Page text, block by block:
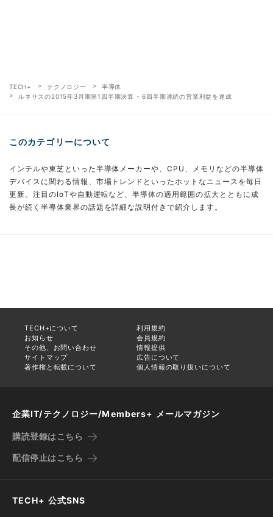
TECH+ テクノロジー
半導体
ルネサスの2015年3月期第1四半期決算 - 6四半期連続の営業利益を達成
このカテゴリーについて
インテルや東芝といった半導体メーカーや、CPU、メモリなどの半導体
デバイスに関わる情報、市場トレンドといったホットなニュースを毎日
更新。注目のIoTや自動運転など、半導体の適用範囲の拡大とともに成
長が続く半導体業界の話題を詳細な説明付きで紹介します。
TECH+について
利用規約
お知らせ
会員規約
その他、お問い合わせ
情報提供
サイトマップ
広告について
著作権と転載について
個人情報の取り扱いについて
企業IT/テクノロジー/Members+ メールマガジン
購読登録はこちら
配信停止はこちら
TECH+ 公式SNS